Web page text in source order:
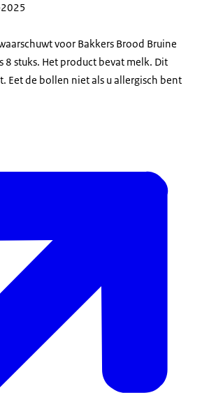
voor Bakkers Brood Bruine
8 stuks. Het product bevat melk. Dit
Eet de bollen niet als u allergisch bent